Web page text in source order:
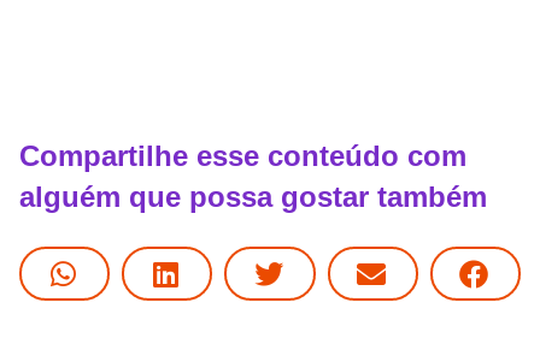
Compartilhe esse conteúdo com
alguém que possa gostar também